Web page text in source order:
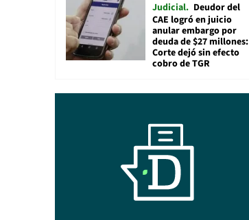
Judicial Deudor del
CAE logró en juicio
anular embargo por
deuda de $27 millones:
Corte dejó sin efecto
cobro de TGR